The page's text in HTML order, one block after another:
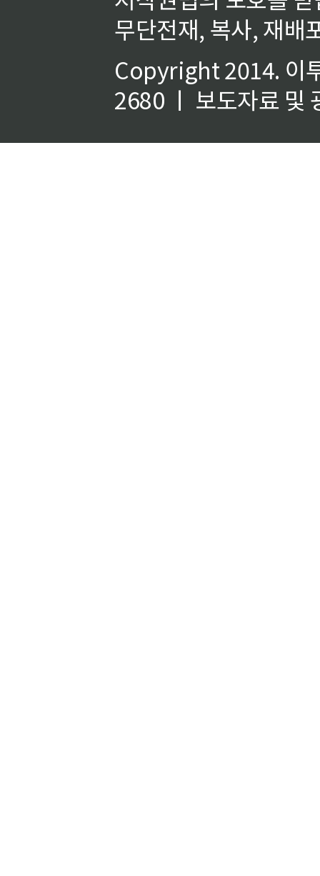
무단전재, 복사, 재배
Copyright 2014. 이
2680 ㅣ 보도자료